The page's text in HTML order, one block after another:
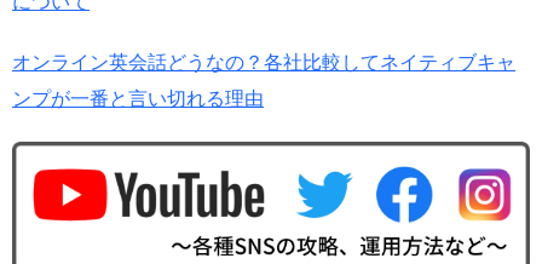
オンライン英会話どうなの？各社比較してネイティブキャ
ンプが一番と言い切れる理由